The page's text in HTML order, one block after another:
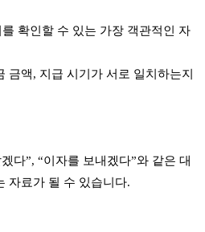
확인할 수 있는 가장 객관적인 자
금액, 지급 시기가 서로 일치하는지
다”, “이자를 보내겠다”와 같은 대
자료가 될 수 있습니다.